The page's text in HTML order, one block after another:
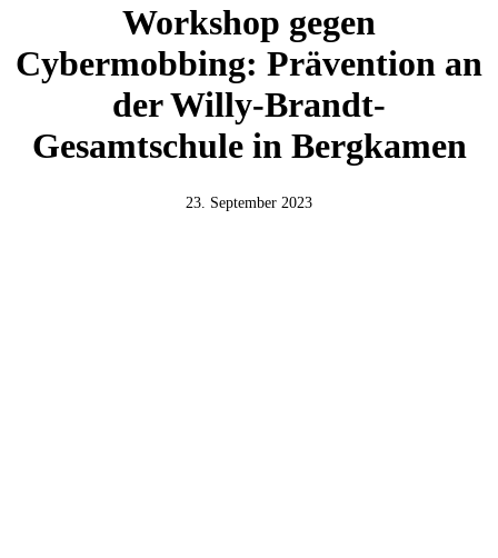
Workshop gegen
Cybermobbing: Prävention an
der Willy-Brandt-
Gesamtschule in Bergkamen
23. September 2023